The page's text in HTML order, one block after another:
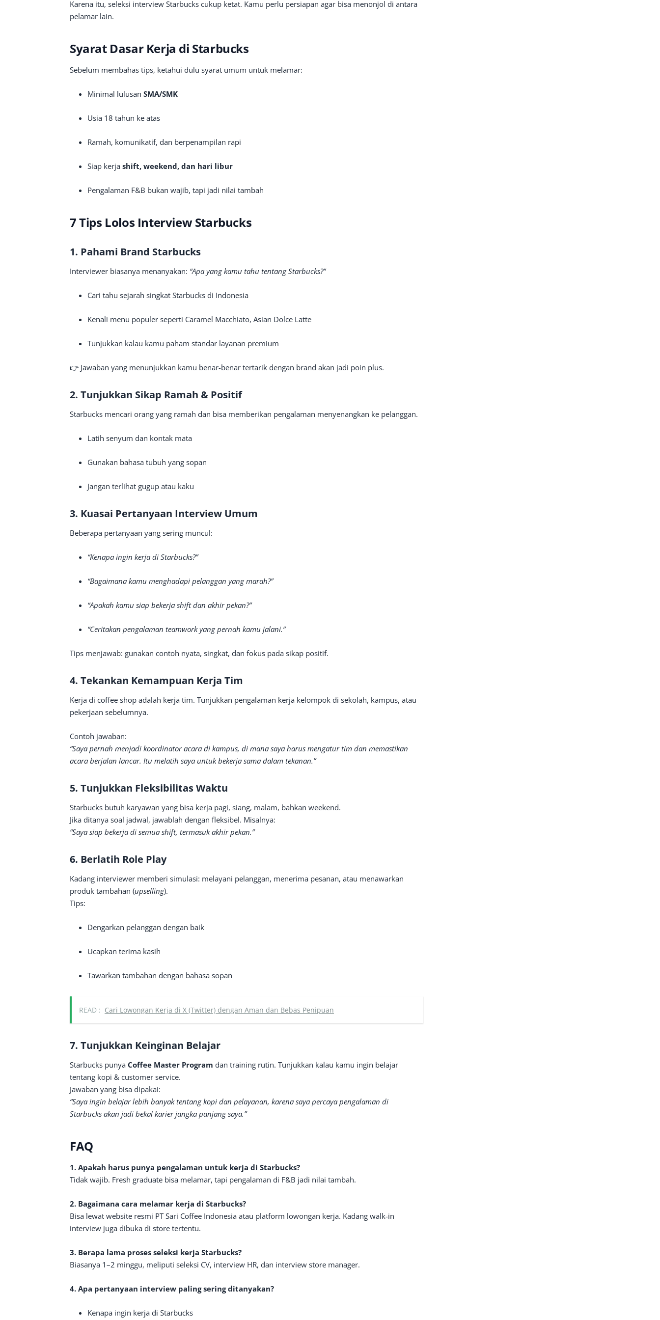
Karena itu, seleksi interview Starbucks cukup ketat. Kamu perlu persiapan agar bisa menonjol di antara
pelamar lain.
Syarat Dasar Kerja di Starbucks
Sebelum membahas tips, ketahui dulu syarat umum untuk melamar:
Minimal lulusan SMA/SMK
Usia 18 tahun ke atas
Ramah, komunikatif, dan berpenampilan rapi
Siap kerja shift, weekend, dan hari libur
Pengalaman F&B bukan wajib, tapi jadi nilai tambah
7 Tips Lolos Interview Starbucks
1. Pahami Brand Starbucks
Interviewer biasanya menanyakan: “Apa yang kamu tahu tentang Starbucks?”
Cari tahu sejarah singkat Starbucks di Indonesia
Kenali menu populer seperti Caramel Macchiato, Asian Dolce Latte
Tunjukkan kalau kamu paham standar layanan premium
👉 Jawaban yang menunjukkan kamu benar-benar tertarik dengan brand akan jadi poin plus.
2. Tunjukkan Sikap Ramah & Positif
Starbucks mencari orang yang ramah dan bisa memberikan pengalaman menyenangkan ke pelanggan.
Latih senyum dan kontak mata
Gunakan bahasa tubuh yang sopan
Jangan terlihat gugup atau kaku
3. Kuasai Pertanyaan Interview Umum
Beberapa pertanyaan yang sering muncul:
“Kenapa ingin kerja di Starbucks?”
“Bagaimana kamu menghadapi pelanggan yang marah?”
“Apakah kamu siap bekerja shift dan akhir pekan?”
“Ceritakan pengalaman teamwork yang pernah kamu jalani.”
Tips menjawab: gunakan contoh nyata, singkat, dan fokus pada sikap positif.
4. Tekankan Kemampuan Kerja Tim
Kerja di coffee shop adalah kerja tim. Tunjukkan pengalaman kerja kelompok di sekolah, kampus, atau
pekerjaan sebelumnya.
Contoh jawaban:
“Saya pernah menjadi koordinator acara di kampus, di mana saya harus mengatur tim dan memastikan
acara berjalan lancar. Itu melatih saya untuk bekerja sama dalam tekanan.”
5. Tunjukkan Fleksibilitas Waktu
Starbucks butuh karyawan yang bisa kerja pagi, siang, malam, bahkan weekend.
Jika ditanya soal jadwal, jawablah dengan fleksibel. Misalnya:
“Saya siap bekerja di semua shift, termasuk akhir pekan.”
6. Berlatih Role Play
Kadang interviewer memberi simulasi: melayani pelanggan, menerima pesanan, atau menawarkan
produk tambahan (upselling).
Tips:
Dengarkan pelanggan dengan baik
Ucapkan terima kasih
Tawarkan tambahan dengan bahasa sopan
READ : Cari Lowongan Kerja di X (Twitter) dengan Aman dan Bebas Penipuan
7. Tunjukkan Keinginan Belajar
Starbucks punya Coffee Master Program dan training rutin. Tunjukkan kalau kamu ingin belajar
tentang kopi & customer service.
Jawaban yang bisa dipakai:
“Saya ingin belajar lebih banyak tentang kopi dan pelayanan, karena saya percaya pengalaman di
Starbucks akan jadi bekal karier jangka panjang saya.”
FAQ
1. Apakah harus punya pengalaman untuk kerja di Starbucks?
Tidak wajib. Fresh graduate bisa melamar, tapi pengalaman di F&B jadi nilai tambah.
2. Bagaimana cara melamar kerja di Starbucks?
Bisa lewat website resmi PT Sari Coffee Indonesia atau platform lowongan kerja. Kadang walk-in
interview juga dibuka di store tertentu.
3. Berapa lama proses seleksi kerja Starbucks?
Biasanya 1–2 minggu, meliputi seleksi CV, interview HR, dan interview store manager.
4. Apa pertanyaan interview paling sering ditanyakan?
Kenapa ingin kerja di Starbucks